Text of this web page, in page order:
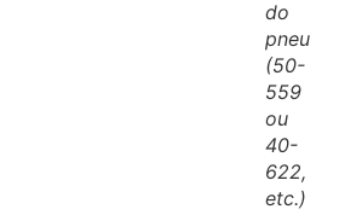
do
pneu
(50-
559
ou
40-
622,
etc.)